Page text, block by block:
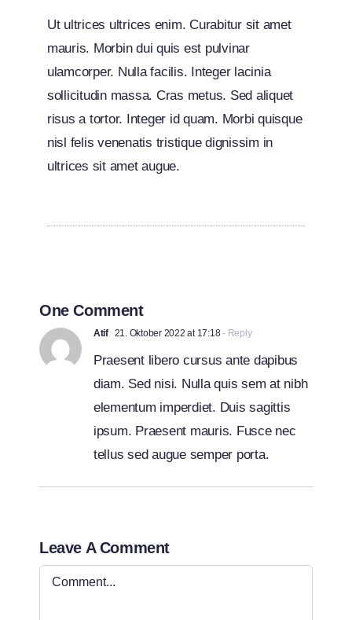
Ut ultrices ultrices enim. Curabitur sit amet
mauris. Morbin dui quis est pulvinar
ulamcorper. Nulla facilis. Integer lacinia
sollicitudin massa. Cras metus. Sed aliquet
risus a tortor. Integer id quam. Morbi quisque
nisl felis venenatis tristique dignissim in
ultrices sit amet augue.
One Comment
Atif 21. Oktober 2022 at 17:18- Reply
Praesent libero cursus ante dapibus
diam. Sed nisi. Nulla quis sem at nibh
elementum imperdiet. Duis sagittis
ipsum. Praesent mauris. Fusce nec
tellus sed augue semper porta.
Leave A Comment
Comment